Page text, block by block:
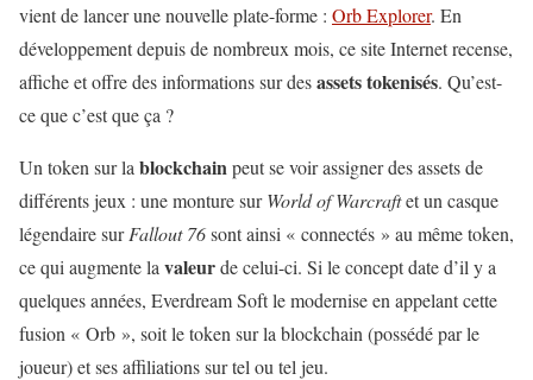
vient de lancer une nouvelle plate-forme : Orb Explorer. En
développement depuis de nombreux mois, ce site Internet recense,
affiche et offre des informations sur desassets tokenisés. Qu’est-
ce que c’est que ça ?
Un token sur la blockchainpeut se voir assigner des assets de
différents jeux : une monture surWorld of Warcraftet un casque
légendaire surFallout 76sont ainsi « connectés » au même token,
ce qui augmente la valeurde celui-ci. Si le concept date d’il y a
quelques années, Everdream Soft le modernise en appelant cette
fusion « Orb », soit le token sur la blockchain (possédé par le
joueur) et ses affiliations sur tel ou tel jeu.